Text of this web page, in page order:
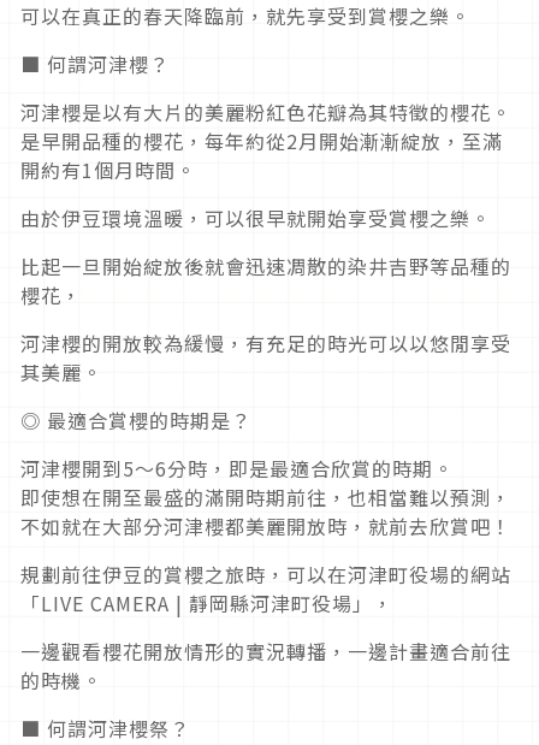
可以在真正的春天降臨前，就先享受到賞櫻之樂。
■ 何謂河津櫻？
河津櫻是以有大片的美麗粉紅色花瓣為其特徵的櫻花。
是早開品種的櫻花，每年約從2月開始漸漸綻放，至滿
開約有1個月時間。
由於伊豆環境溫暖，可以很早就開始享受賞櫻之樂。
比起一旦開始綻放後就會迅速凋散的染井吉野等品種的
櫻花，
河津櫻的開放較為緩慢，有充足的時光可以以悠閒享受
其美麗。
◎ 最適合賞櫻的時期是？
河津櫻開到5～6分時，即是最適合欣賞的時期。
即使想在開至最盛的滿開時期前往，也相當難以預測，
不如就在大部分河津櫻都美麗開放時，就前去欣賞吧！
規劃前往伊豆的賞櫻之旅時，可以在河津町役場的網站
「LIVE CAMERA | 靜岡縣河津町役場」，
一邊觀看櫻花開放情形的實況轉播，一邊計畫適合前往
的時機。
■ 何謂河津櫻祭？